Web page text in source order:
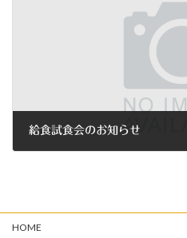
給食試食会のお知らせ
HOME